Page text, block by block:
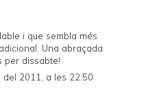
i que sembla més
Una abraçada
per dissabte!
2011, a les 22:50